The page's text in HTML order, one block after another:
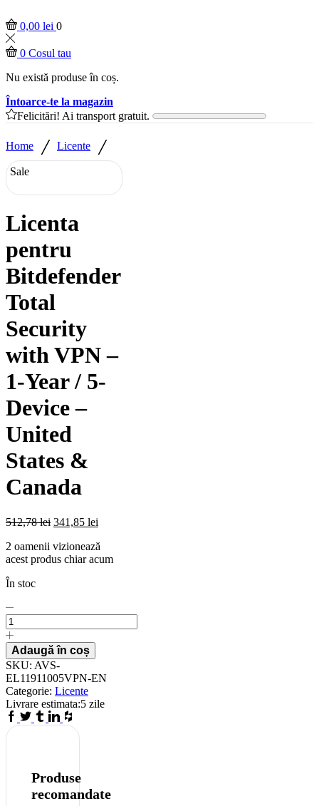
0,00 lei 0
0 Cosul tau
Nu există produse în coș.
Întoarce-te la magazin
Felicitări! Ai transport gratuit.
Home / Licente /
Sale
Licenta
pentru
Bitdefender
Total
Security
with VPN –
1-Year / 5-
Device –
United
States &
Canada
512,78lei 341,85 lei
2 oamenii vizionează
acest produs chiar acum
În stoc
Licenta
Bitdefender
Total
Security
with
VPN
-
1-
Year
United
States
Adaugă în coș
SKU: AVS-
EL11911005VPN-EN
Categorie: Licente
Livrare estimata:5 zile
Facebook
TwitterTumblr
Linkedin
Houzz
Produse
recomandate